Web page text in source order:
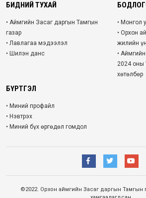
БИДНИЙ ТУХАЙ
• Аймгийн Засаг даргын Тамгын
газар
• Лавлагаа мэдээлэл
• Шилэн данс
БОДЛОГО
• Монгол
• Орхон
жилийн
•
2024 оны
хөтөлбөр
БҮРТГЭЛ
• Миний профайл
• Нэвтрэх
• Миний бүх өргөдөл гомдол
©2022. Орхон аймгийн Засаг даргын Тамгын